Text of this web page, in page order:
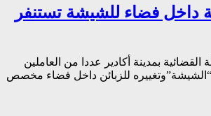
داخل فضاء للشيشة تستنفر
بمدينة أكادير عددا من العاملين
“الشيشة”وتغييره للزبائن داخل فضاء مخصص